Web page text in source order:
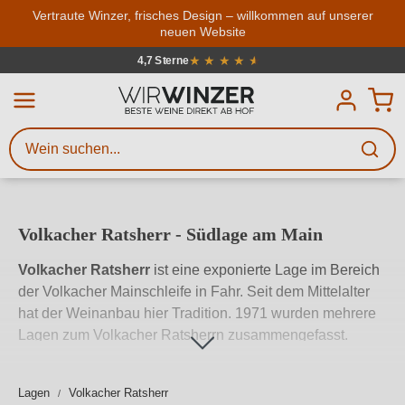
Zum Hauptinhalt springen
Vertraute Winzer, frisches Design – willkommen auf unserer
neuen Website
4,7 Sterne★ ★ ★ ★ ★
★
Durchschnittliche Bewertung von
Volkacher Ratsherr - Südlage am Main
Volkacher Ratsherr ist eine exponierte Lage im Bereich
der Volkacher Mainschleife in Fahr. Seit dem Mittelalter
hat der Weinanbau hier Tradition. 1971 wurden mehrere
Lagen zum Volkacher Ratsherrn zusammengefasst.
zurück. Die Soldaten lagerten an dieser Stelle und
Lagen Volkacher Ratsherr
Weinsuche
Mindestens 3 Zeichen eingeben
Beschreiben Sie, welchen Wein
Sie suchen – ob nach Geschmack,
Kriterien.